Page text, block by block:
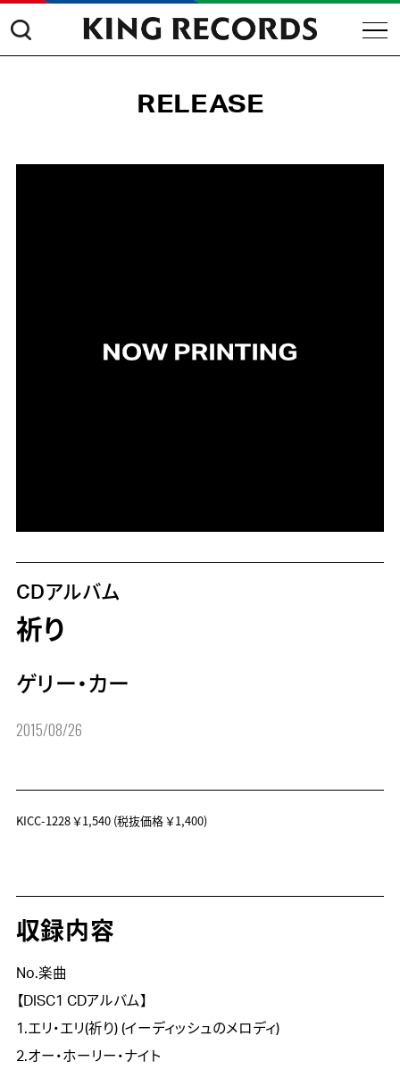
RELEASE
CDアルバム
祈り
ゲリー・カー
2015/08/26
KICC-1228￥1,540(税抜価格 ￥1,400)
収録内容
No.楽曲
【DISC1 CDアルバム】
1.エリ・エリ(祈り) (イーディッシュのメロディ)
2.オー・ホーリー・ナイト